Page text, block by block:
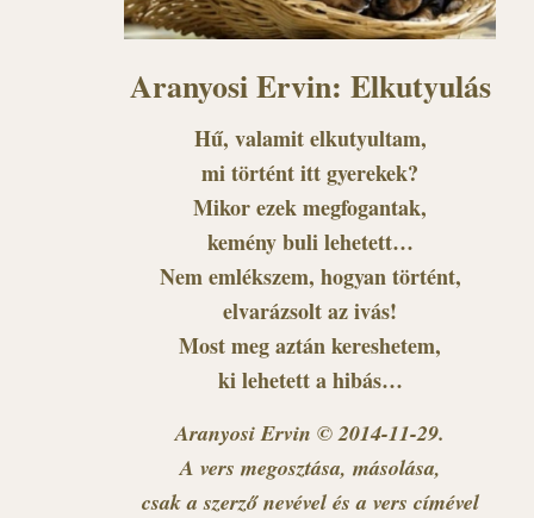
Aranyosi Ervin: Elkutyulás
Hű, valamit elkutyultam,
mi történt itt gyerekek?
Mikor ezek megfogantak,
kemény buli lehetett…
Nem emlékszem, hogyan történt,
elvarázsolt az ivás!
Most meg aztán kereshetem,
ki lehetett a hibás…
Aranyosi Ervin © 2014-11-29.
A vers megosztása, másolása,
csak a szerző nevével és a vers címével